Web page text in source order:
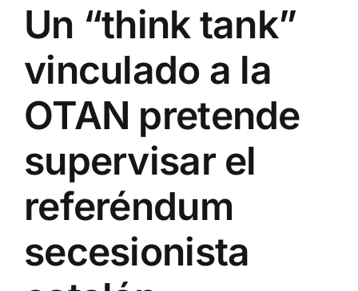
Un “think tank”
vinculado a la
OTAN pretende
supervisar el
referéndum
secesionista